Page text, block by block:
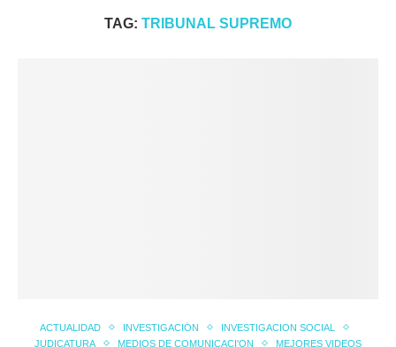
TAG: TRIBUNAL SUPREMO
ACTUALIDAD INVESTIGACIÓN
INVESTIGACION SOCIAL
JUDICATURA
MEDIOS DE COMUNICACI'ON MEJORES VIDEOS